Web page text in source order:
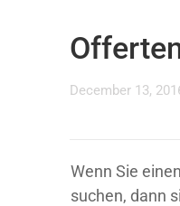
December 13,
Wenn Sie einen
suchen, dann